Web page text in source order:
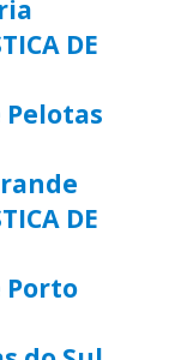
DE
DE
Porto